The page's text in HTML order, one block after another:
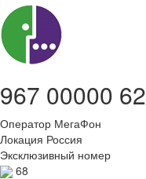
967 00000 62
Оператор МегаФон
Локация Россия
Эксклюзивный номер
68